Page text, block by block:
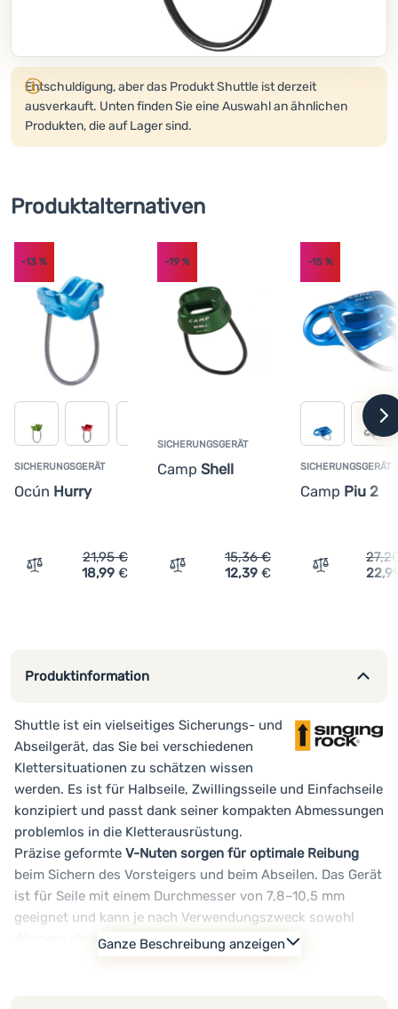
Klettern
Ultraleichte
Ausrüstung
Sport
Club
Beratung
Kontakte
Über
Anmelden /
Registrieren
Produkt wird nicht mehr verkauft.
Entschuldigung, aber das Produkt Shuttle ist derzeit
ausverkauft. Unten finden Sie eine Auswahl an ähnlichen
Produkten, die auf Lager sind.
Produktalternativen
SICHERUNGSGERÄT
Ocún Hurry
-13 %
Vergleichen
21,95€
18,99 €
SICHERUNGSGERÄT
Camp Shell
-19 %
Vergleichen
15,36€
12,39 €
SICHERUNGSGERÄT
Camp Piu 2
-15 %
Vergleichen
Produktinformation
Shuttle ist ein vielseitiges Sicherungs- und
Abseilgerät, das Sie bei verschiedenen
Klettersituationen zu schätzen wissen
werden. Es ist für Halbseile, Zwillingsseile und Einfachseile
konzipiert und passt dank seiner kompakten Abmessungen
problemlos in die Kletterausrüstung.
Präzise geformte V-Nuten sorgen für optimale Reibung
beim Sichern des Vorsteigers und beim Abseilen. Das Gerät
ist für Seile mit einem Durchmesser von 7,8–10,5 mm
geeignet und kann je nach Verwendungszweck sowohl
dünnere als auch dickere Seile handhaben.
Im Guide-Modusermöglicht es das bequeme
Ganze Beschreibung anzeigen